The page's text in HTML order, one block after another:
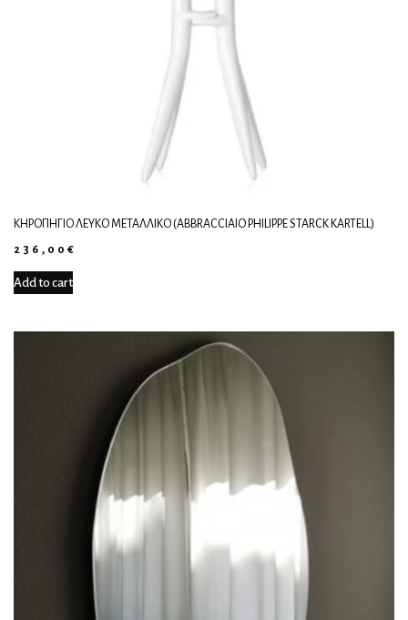
ΚΗΡΟΠΉΓΙΟ ΛΕΥΚΌ ΜΕΤΑΛΛΙΚΌ (ABBRACCIAIO PHILIPPE STARCK KARTELL)
236,00€
Add to cart